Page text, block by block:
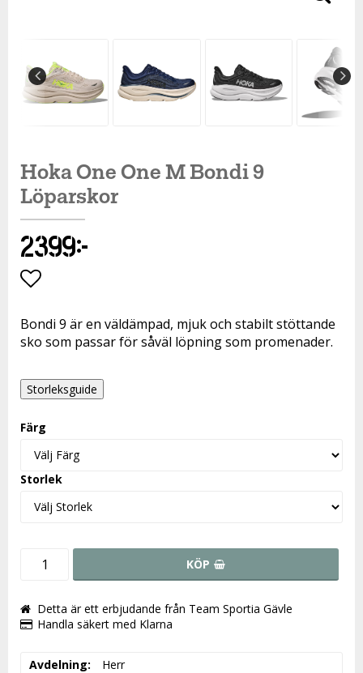
Hoka One One M Bondi 9
Löparskor
2 399 kr
Bondi 9 är en väldämpad, mjuk och stabilt stöttande
sko som passar för såväl löpning som promenader.
Storleksguide
Färg
Storlek
KÖP
Detta är ett erbjudande från Team Sportia Gävle
Handla säkert med Klarna
Avdelning
Herr